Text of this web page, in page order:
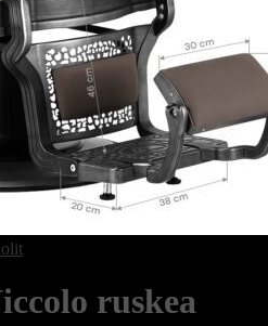
ruskea